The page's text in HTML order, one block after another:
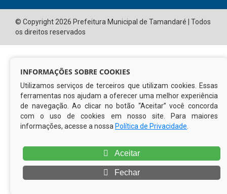
Vice Prefeito
O Prefeito
Gabinete do Prefeito
Controladoria Geral do Município
CURTA NOSSA FAN PAGE
INFORMAÇÕES SOBRE COOKIES
Utilizamos serviços de terceiros que utilizam cookies. Essas
ferramentas nos ajudam a oferecer uma melhor experiência
de navegação. Ao clicar no botão “Aceitar” você concorda
com o uso de cookies em nosso site. Para maiores
informações, acesse a nossa Política de Privacidade
Aceitar
Fechar